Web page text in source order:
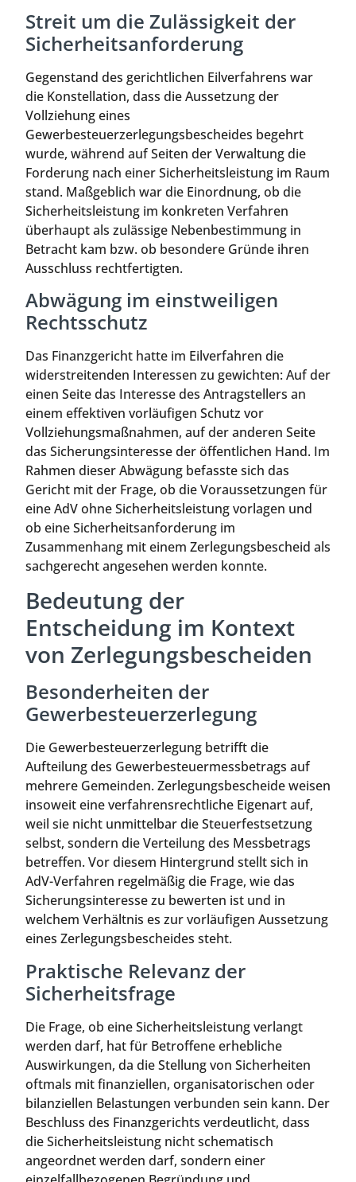
Streit um die Zulässigkeit der
Sicherheitsanforderung
Gegenstand des gerichtlichen Eilverfahrens war
die Konstellation, dass die Aussetzung der
Vollziehung eines
Gewerbesteuerzerlegungsbescheides begehrt
wurde, während auf Seiten der Verwaltung die
Forderung nach einer Sicherheitsleistung im Raum
stand. Maßgeblich war die Einordnung, ob die
Sicherheitsleistung im konkreten Verfahren
überhaupt als zulässige Nebenbestimmung in
Betracht kam bzw. ob besondere Gründe ihren
Ausschluss rechtfertigten.
Abwägung im einstweiligen
Rechtsschutz
Das Finanzgericht hatte im Eilverfahren die
widerstreitenden Interessen zu gewichten: Auf der
einen Seite das Interesse des Antragstellers an
einem effektiven vorläufigen Schutz vor
Vollziehungsmaßnahmen, auf der anderen Seite
das Sicherungsinteresse der öffentlichen Hand. Im
Rahmen dieser Abwägung befasste sich das
Gericht mit der Frage, ob die Voraussetzungen für
eine AdV ohne Sicherheitsleistung vorlagen und
ob eine Sicherheitsanforderung im
Zusammenhang mit einem Zerlegungsbescheid als
sachgerecht angesehen werden konnte.
Bedeutung der
Entscheidung im Kontext
von Zerlegungsbescheiden
Besonderheiten der
Gewerbesteuerzerlegung
Die Gewerbesteuerzerlegung betrifft die
Aufteilung des Gewerbesteuermessbetrags auf
mehrere Gemeinden. Zerlegungsbescheide weisen
insoweit eine verfahrensrechtliche Eigenart auf,
weil sie nicht unmittelbar die Steuerfestsetzung
selbst, sondern die Verteilung des Messbetrags
betreffen. Vor diesem Hintergrund stellt sich in
AdV-Verfahren regelmäßig die Frage, wie das
Sicherungsinteresse zu bewerten ist und in
welchem Verhältnis es zur vorläufigen Aussetzung
eines Zerlegungsbescheides steht.
Praktische Relevanz der
Sicherheitsfrage
Die Frage, ob eine Sicherheitsleistung verlangt
werden darf, hat für Betroffene erhebliche
Auswirkungen, da die Stellung von Sicherheiten
oftmals mit finanziellen, organisatorischen oder
bilanziellen Belastungen verbunden sein kann. Der
Beschluss des Finanzgerichts verdeutlicht, dass
die Sicherheitsleistung nicht schematisch
angeordnet werden darf, sondern einer